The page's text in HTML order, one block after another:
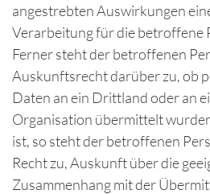
angestrebten Auswirkungen
Verarbeitung für die betroffene
Ferner steht der betroffenen
Auskunftsrecht darüber zu, ob
Daten an ein Drittland oder an
Organisation übermittelt
ist, so steht der betroffenen
Recht zu, Auskunft über die
Zusammenhang mit der